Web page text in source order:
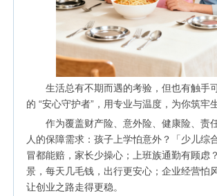
生活总有不期而遇的考验，但也有触
的 “安心守护者”，用专业与温度，为你筑牢
作为覆盖财产险、意外险、健康险、责
人的保障需求：孩子上学怕意外？「少儿
冒都能赔，家长少操心；上班族通勤有顾虑
景，每天几毛钱，出行更安心；企业经营怕
让创业之路走得更稳。